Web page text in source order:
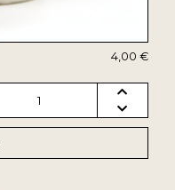
4,00 €
1